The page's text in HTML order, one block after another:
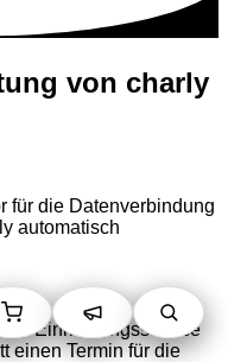
von charly
für die Datenverbindung
automatisch
Einrichtungsservice
einen Termin für die